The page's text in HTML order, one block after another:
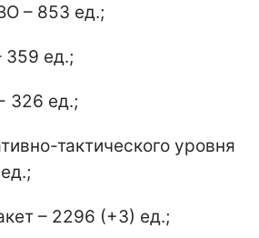
– 853 ед.;
359 ед.;
326 ед.;
тактического уровня
– 2296 (+3) ед.;